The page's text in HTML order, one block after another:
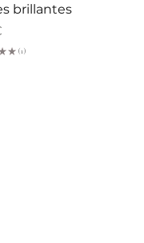
brillantes
★ 1
1